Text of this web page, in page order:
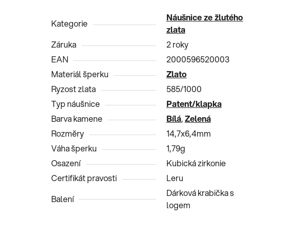
Kategorie
Náušnice ze žlutého
zlata
Záruka
2 roky
EAN
2000596520003
Materiál šperku
Zlato
Ryzost zlata
585/1000
Typ náušnice
Patent/klapka
Barva kamene
Bílá,Zelená
Rozměry
14,7x6,4mm
Váha šperku
1,79g
Osazení
Kubická zirkonie
Certifikát pravosti
Leru
Balení
Dárková krabička s
logem